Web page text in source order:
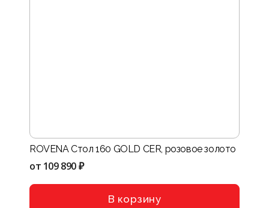
ROVENA Стол 160 GOLD CER, розовое золото
от 109 890 ₽
В корзину